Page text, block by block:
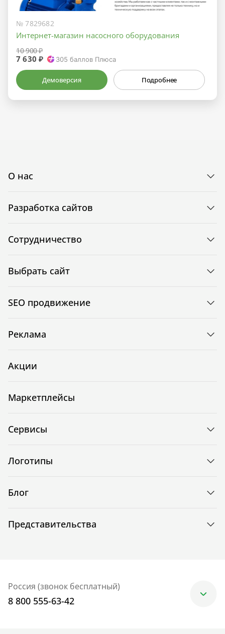
№ 7829682
Интернет-магазин насосного оборудования
10 900 ₽
7 630 ₽ 305 баллов Плюса
Демоверсия Подробнее
О нас
Разработка сайтов
Сотрудничество
Выбрать сайт
SEO продвижение
Реклама
Акции
Маркетплейсы
Сервисы
Логотипы
Блог
Представительства
Россия (звонок бесплатный)
8 800 555-63-42